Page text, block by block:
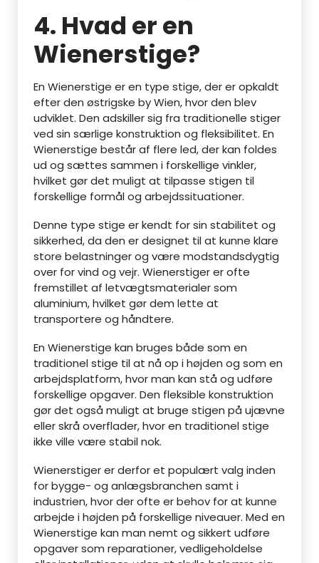
4. Hvad er en
Wienerstige?
En Wienerstige er en type stige, der er opkaldt
efter den østrigske by Wien, hvor den blev
udviklet. Den adskiller sig fra traditionelle stiger
ved sin særlige konstruktion og fleksibilitet. En
Wienerstige består af flere led, der kan foldes
ud og sættes sammen i forskellige vinkler,
hvilket gør det muligt at tilpasse stigen til
forskellige formål og arbejdssituationer.
Denne type stige er kendt for sin stabilitet og
sikkerhed, da den er designet til at kunne klare
store belastninger og være modstandsdygtig
over for vind og vejr. Wienerstiger er ofte
fremstillet af letvægtsmaterialer som
aluminium, hvilket gør dem lette at
transportere og håndtere.
En Wienerstige kan bruges både som en
traditionel stige til at nå op i højden og som en
arbejdsplatform, hvor man kan stå og udføre
forskellige opgaver. Den fleksible konstruktion
gør det også muligt at bruge stigen på ujævne
eller skrå overflader, hvor en traditionel stige
ikke ville være stabil nok.
Wienerstiger er derfor et populært valg inden
for bygge- og anlægsbranchen samt i
industrien, hvor der ofte er behov for at kunne
arbejde i højden på forskellige niveauer. Med en
Wienerstige kan man nemt og sikkert udføre
opgaver som reparationer, vedligeholdelse